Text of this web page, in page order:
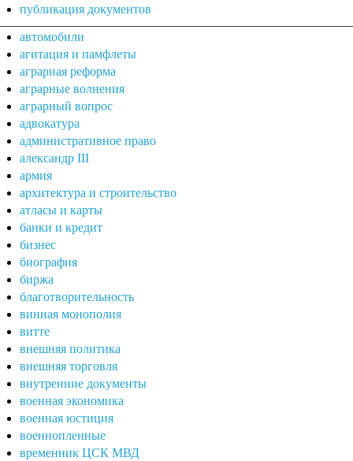
публикация документов
автомобили
агитация и памфлеты
аграрная реформа
аграрные волнения
аграрный вопрос
адвокатура
административное право
александр III
армия
архитектура и строительство
атласы и карты
банки и кредит
бизнес
биография
биржа
благотворительность
винная монополия
витте
внешняя политика
внешняя торговля
внутренние документы
военная экономика
военная юстиция
военнопленные
временник ЦСК МВД